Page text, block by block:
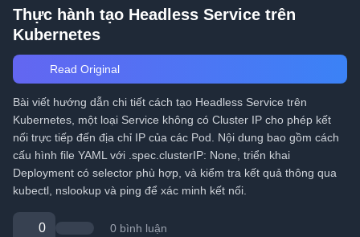
Thực hành tạo Headless Service trên
Kubernetes
Read Original
Bài viết hướng dẫn chi tiết cách tạo Headless Service trên
Kubernetes, một loại Service không có Cluster IP cho phép kết
nối trực tiếp đến địa chỉ IP của các Pod. Nội dung bao gồm cách
cấu hình file YAML với .spec.clusterIP: None, triển khai
Deployment có selector phù hợp, và kiểm tra kết quả thông qua
kubectl, nslookup và ping để xác minh kết nối.
0 0 bình luận